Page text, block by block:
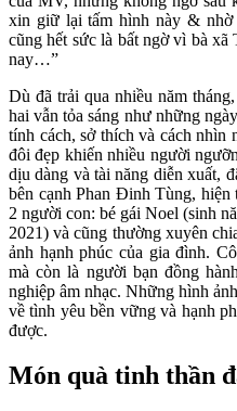
xin giữ lại tấm hình này &
cũng hết sức là bất ngờ vì bà
nay…”
Dù đã trải qua nhiều năm
hai vẫn tỏa sáng như những
tính cách, sở thích và cách nhìn
đôi đẹp khiến nhiều người
dịu dàng và tài năng diễn xuất,
bên cạnh Phan Đinh Tùng,
2 người con: bé gái Noel (sinh
2021) và cũng thường xuyên
ảnh hạnh phúc của gia đình.
mà còn là người bạn đồng
nghiệp âm nhạc. Những hình
về tình yêu bền vững và hạnh
được.
Món quà tinh thần